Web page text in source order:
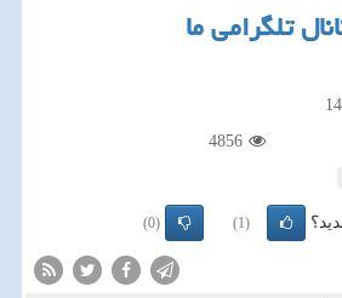
تلگرامی ما
4856
(1)
(0)